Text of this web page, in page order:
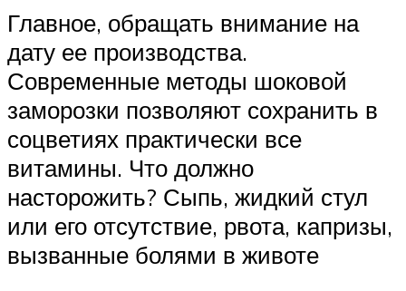
Главное, обращать внимание на
дату ее производства.
Современные методы шоковой
заморозки позволяют сохранить в
соцветиях практически все
витамины. Что должно
насторожить? Сыпь, жидкий стул
или его отсутствие, рвота, капризы,
вызванные болями в животе